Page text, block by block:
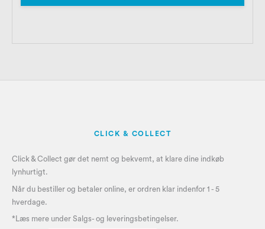
CLICK & COLLECT
Click & Collect gør det nemt og bekvemt, at klare dine indkøb
lynhurtigt.
Når du bestiller og betaler online, er ordren klar indenfor 1 - 5
hverdage.
*Læs mere under Salgs- og leveringsbetingelser.